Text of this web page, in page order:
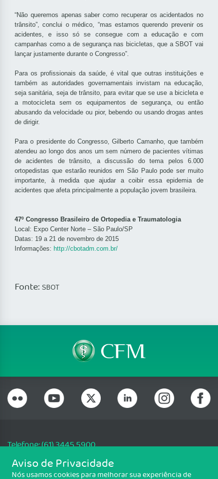
“Não queremos apenas saber como recuperar os acidentados no
trânsito”, conclui o médico, “mas estamos querendo prevenir os
acidentes, e isso só se consegue com a educação e com
campanhas como a de segurança nas bicicletas, que a SBOT vai
lançar justamente durante o Congresso”.
Para os profissionais da saúde, é vital que outras instituições e
também as autoridades governamentais invistam na educação,
seja sanitária, seja de trânsito, para evitar que se use a bicicleta e
a motocicleta sem os equipamentos de segurança, ou então
abusando da velocidade ou pior, bebendo ou usando drogas antes
de dirigir.
Para o presidente do Congresso, Gilberto Camanho, que também
atendeu ao longo dos anos um sem número de pacientes vítimas
de acidentes de trânsito, a discussão do tema pelos 6.000
ortopedistas que estarão reunidos em São Paulo pode ser muito
importante, à medida que ajudar a coibir essa epidemia de
acidentes que afeta principalmente a população jovem brasileira.
47º Congresso Brasileiro de Ortopedia e Traumatologia
Local: Expo Center Norte – São Paulo/SP
Datas: 19 a 21 de novembro de 2015
Informações: http://cbotadm.com.br/
Fonte: SBOT
Telefone: (61) 3445 5900
Email: cfm@portalmedico.org.br
SGAS 616, Conjunto D, Lote 115, L2 Sul, Brasília/DF - CEP: 70200-760 -
Aviso de Privacidade
Nós usamos cookies para melhorar sua experiência de